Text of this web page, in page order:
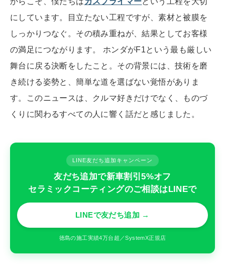
にしています。目立たない工程ですが、素材と被膜を
しっかりつなぐ。その積み重ねが、結果としてお客様
の満足につながります。 ホンダがF1という最も厳しい
舞台に戻る決断をしたこと。その背景には、技術を磨
き続ける姿勢と、簡単な道を選ばない覚悟がありま
す。このニュースは、クルマ好きだけでなく、ものづ
くりに関わるすべての人に響く話だと感じました。
LINE友だち追加キャンペーン
友だち追加で新車割引5%オフ
セラミックコーティングのご相談はLINEで
LINEで友だち追加 →
徳島の施工実績4万台超／SystemX正規店